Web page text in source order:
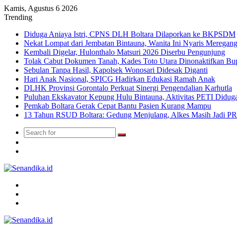
Kamis, Agustus 6 2026
Trending
Diduga Aniaya Istri, CPNS DLH Boltara Dilaporkan ke BKPSDM
Nekat Lompat dari Jembatan Bintauna, Wanita Ini Nyaris
Kembali Digelar, Hulonthalo Matsuri 2026 Diserbu Pengunjung
Tolak Cabut Dokumen Tanah, Kades Toto Utara Dinonaktifkan
Sebulan Tanpa Hasil, Kapolsek Wonosari Didesak Diganti
Hari Anak Nasional, SPICG Hadirkan Edukasi Ramah Anak
DLHK Provinsi Gorontalo Perkuat Sinergi Pengendalian Karhutla
Puluhan Ekskavator Kepung Hulu Bintauna, Aktivitas PETI
Pemkab Boltara Gerak Cepat Bantu Pasien Kurang Mampu
13 Tahun RSUD Boltara: Gedung Menjulang, Alkes Masih Jadi PR
Search